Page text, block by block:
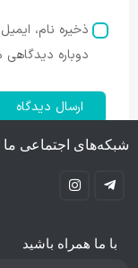
ذخیره نام،
دوباره
شبکه‌های اجتماعی ما
با ما همراه باشید